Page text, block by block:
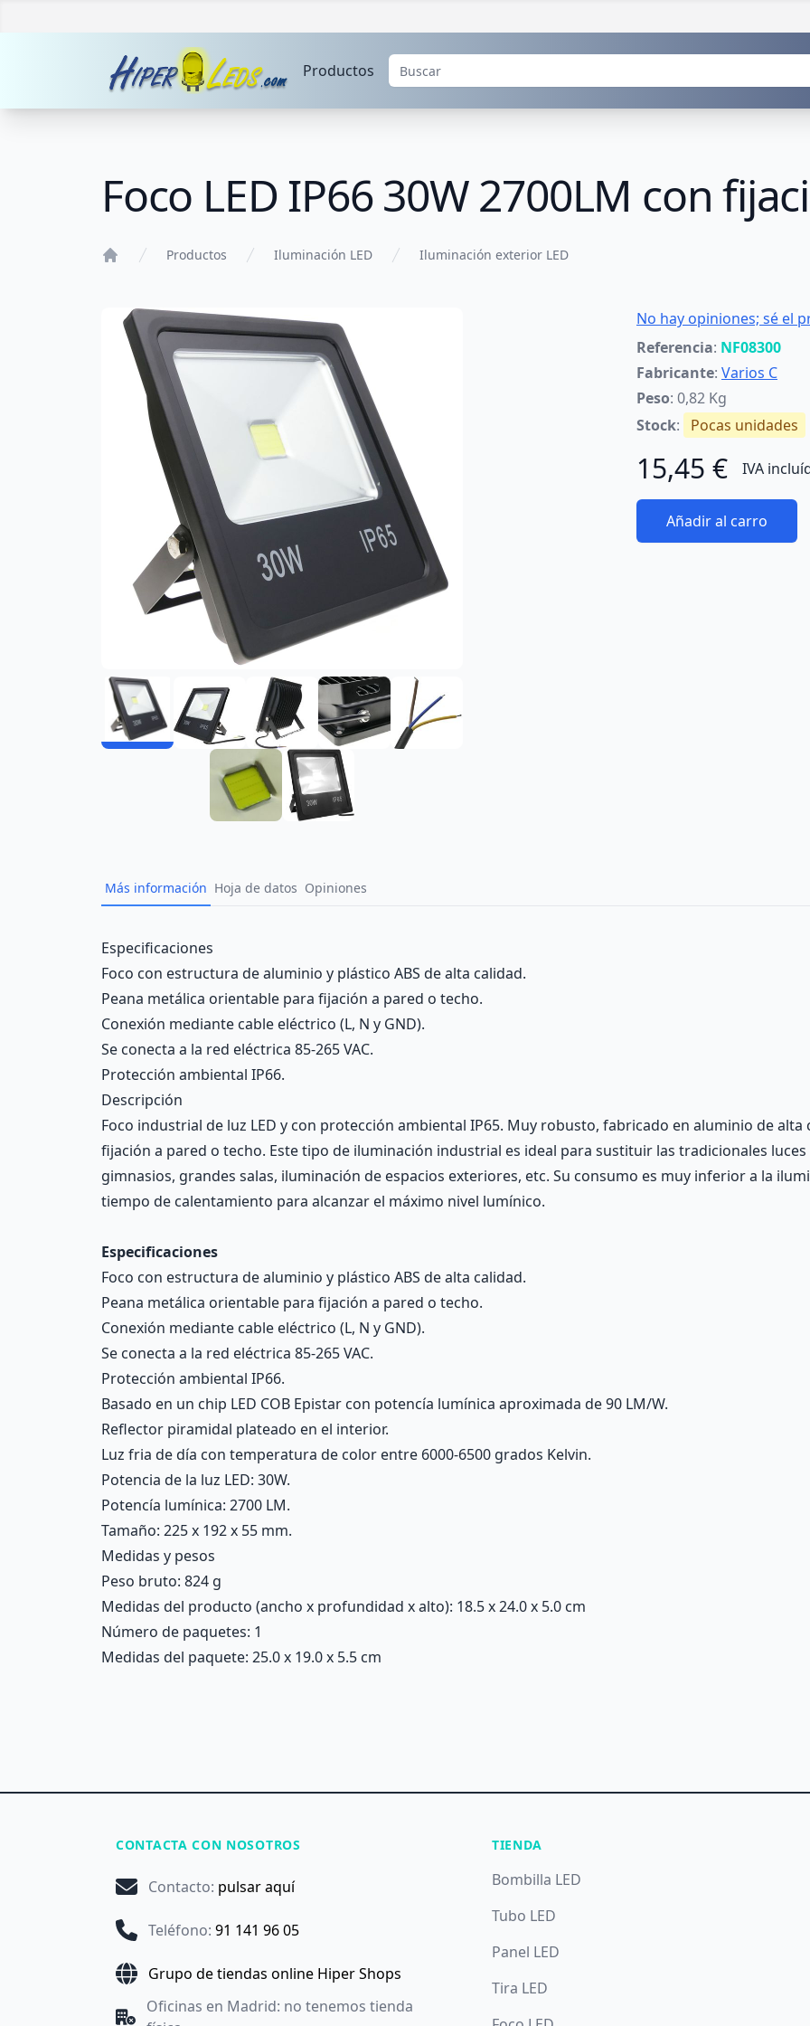
Productos
Foco LED IP66 30W 2700LM con
Productos Iluminación LED Iluminación exterior LED
No hay opiniones; sé el
Referencia: NF08300
Fabricante: Varios C
Peso: 0,82 Kg
Stock: Pocas unidades
15,45 € IVA
Añadir al carro
Más información Hoja de datos Opiniones
Description
Especificaciones
Foco con estructura de aluminio y plástico ABS de alta calidad.
Peana metálica orientable para fijación a pared o techo.
Conexión mediante cable eléctrico (L, N y GND).
Se conecta a la red eléctrica 85-265 VAC.
Protección ambiental IP66.
Descripción
Foco industrial de luz LED y con protección ambiental IP65. Muy robusto, fabricado en aluminio de
fijación a pared o techo. Este tipo de iluminación industrial es ideal para sustituir las tradicionales
gimnasios, grandes salas, iluminación de espacios exteriores, etc. Su consumo es muy inferior a la
tiempo de calentamiento para alcanzar el máximo nivel lumínico.
Especificaciones
Foco con estructura de aluminio y plástico ABS de alta calidad.
Peana metálica orientable para fijación a pared o techo.
Conexión mediante cable eléctrico (L, N y GND).
Se conecta a la red eléctrica 85-265 VAC.
Protección ambiental IP66.
Basado en un chip LED COB Epistar con potencía lumínica aproximada de 90 LM/W.
Reflector piramidal plateado en el interior.
Luz fria de día con temperatura de color entre 6000-6500 grados Kelvin.
Potencia de la luz LED: 30W.
Potencía lumínica: 2700 LM.
Tamaño: 225 x 192 x 55 mm.
Medidas y pesos
Peso bruto: 824 g
Medidas del producto (ancho x profundidad x alto): 18.5 x 24.0 x 5.0 cm
Número de paquetes: 1
Medidas del paquete: 25.0 x 19.0 x 5.5 cm
CONTACTA CON NOSOTROS
Contacto: pulsar aquí
Teléfono: 91 141 96 05
Grupo de tiendas online Hiper Shops
Oficinas en Madrid: no tenemos tienda
TIENDA
Bombilla LED
Tubo LED
Panel LED
Tira LED